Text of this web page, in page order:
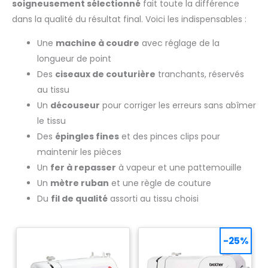
literie et plus encore)
soigneusement sélectionné fait toute la différence
dans la qualité du résultat final. Voici les indispensables :
Une machine à coudre avec réglage de la
longueur de point
Des ciseaux de couturière tranchants, réservés
au tissu
Un découseur pour corriger les erreurs sans abîmer
le tissu
Des épingles fines et des pinces clips pour
maintenir les pièces
Un fer à repasser à vapeur et une pattemouille
Un mètre ruban et une règle de couture
Du fil de qualité assorti au tissu choisi
-25%